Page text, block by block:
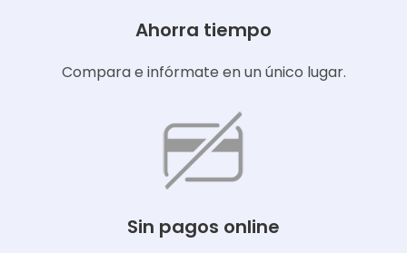
Ahorra tiempo
Compara e infórmate en un único lugar.
Sin pagos online